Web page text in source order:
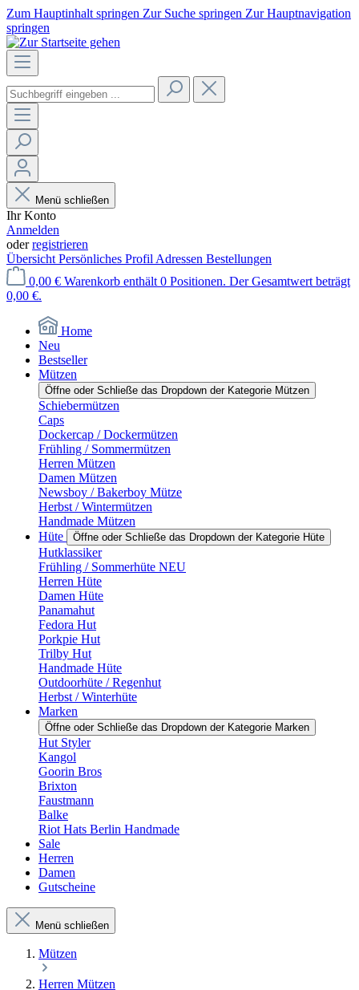
Zum Hauptinhalt springen Zur Suche springen Zur Hauptnavigation
springen
Menü schließen
Ihr Konto
Anmelden
oderregistrieren
Übersicht Persönliches Profil Adressen Bestellungen
0,00 € Warenkorb enthält 0 Positionen. Der Gesamtwert beträgt
0,00 €.
Home
Neu
Bestseller
Mützen
Öffne oder Schließe das Dropdown der Kategorie Mützen
Schiebermützen
Caps
Dockercap / Dockermützen
Frühling / Sommermützen
Herren Mützen
Damen Mützen
Newsboy / Bakerboy Mütze
Herbst / Wintermützen
Handmade Mützen
Hüte
Öffne oder Schließe das Dropdown der Kategorie Hüte
Hutklassiker
Frühling / Sommerhüte NEU
Herren Hüte
Damen Hüte
Panamahut
Fedora Hut
Porkpie Hut
Trilby Hut
Handmade Hüte
Outdoorhüte / Regenhut
Herbst / Winterhüte
Marken
Öffne oder Schließe das Dropdown der Kategorie Marken
Hut Styler
Kangol
Goorin Bros
Brixton
Faustmann
Balke
Riot Hats Berlin Handmade
Sale
Herren
Damen
Gutscheine
Menü schließen
Mützen
Herren Mützen